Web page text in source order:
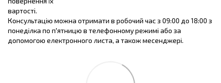
вартості.
Консультацію можна отримати в робочий час з 09:00 до 18:00 з
понеділка по п'ятницю в телефонному режимі або за
допомогою електронного листа, а також месенджері.